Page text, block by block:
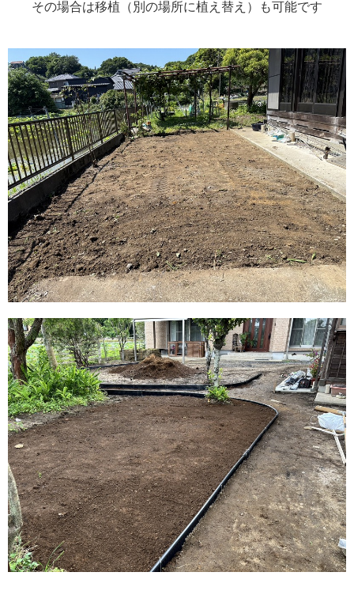
その場合は移植（別の場所に植え替え）も可能です